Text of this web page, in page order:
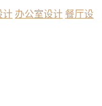
计 办公室设计 餐厅设